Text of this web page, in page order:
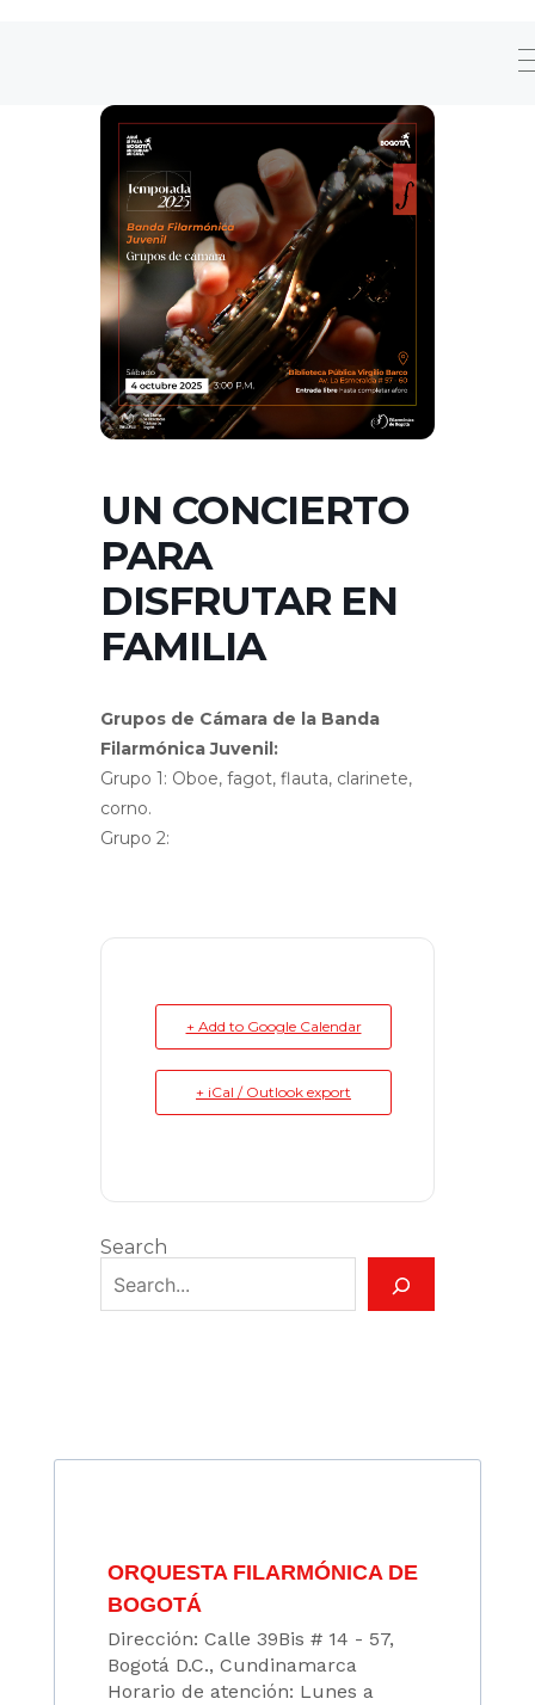
UN CONCIERTO
PARA
DISFRUTAR EN
FAMILIA
Grupos de Cámara de la Banda
Filarmónica Juvenil:
Grupo 1: Oboe, fagot, flauta, clarinete,
corno.
Grupo 2:
+ Add to Google Calendar
+ iCal / Outlook export
Search
ORQUESTA FILARMÓNICA DE
BOGOTÁ
Dirección: Calle 39Bis # 14 - 57,
Bogotá D.C., Cundinamarca
Horario de atención: Lunes a